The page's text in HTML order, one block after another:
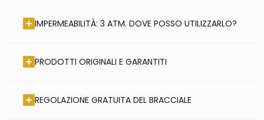
IMPERMEABILITÀ: 3 ATM. DOVE POSSO UTILIZZARLO?
PRODOTTI ORIGINALI E GARANTITI
REGOLAZIONE GRATUITA DEL BRACCIALE